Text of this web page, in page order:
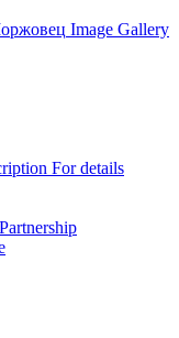
Image Gallery
For details